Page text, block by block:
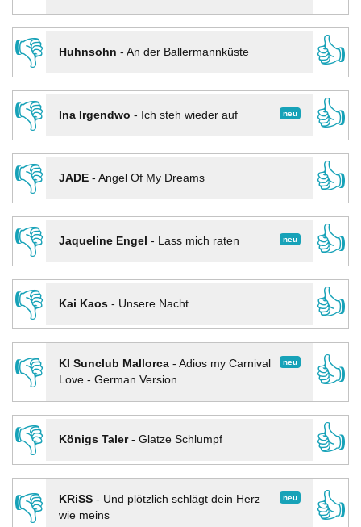
👎
Huhnsohn - An der Ballermannküste
👍
👎
neu
Ina Irgendwo - Ich steh wieder auf
👍
👎
JADE- Angel Of My Dreams
👍
👎
neu
Jaqueline Engel - Lass mich raten
👍
👎
Kai Kaos- Unsere Nacht
👍
👎
neu
KI Sunclub Mallorca- Adios my Carnival
Love - German Version
👍
👎
Königs Taler- Glatze Schlumpf
👍
👎
neu
KRiSS- Und plötzlich schlägt dein Herz
wie meins
👍